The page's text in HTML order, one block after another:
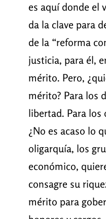
es aquí donde el
da la clave para
de la “reforma
justicia, para él,
mérito. Pero,
mérito? Para los
libertad. Para los
¿No es acaso lo
oligarquía, los
económico,
consagre su
mérito para